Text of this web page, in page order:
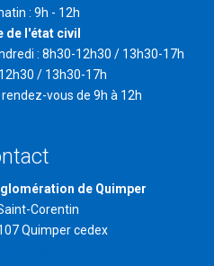
: 9h - 12h
de l'état civil
: 8h30-12h30 / 13h30-17h
/ 13h30-17h
vous de 9h à 12h
de Quimper
Corentin
Quimper cedex